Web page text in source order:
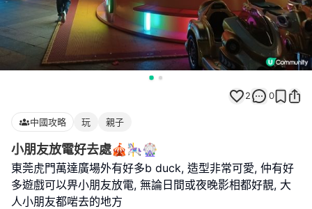
2 0
中國攻略 玩 親子
小朋友放電好去處🎪🎠🎡
東莞虎門萬達廣場外有好多b duck, 造型非常可愛, 仲有好
多遊戲可以畀小朋友放電, 無論日間或夜晚影相都好靚, 大
人小朋友都啱去的地方